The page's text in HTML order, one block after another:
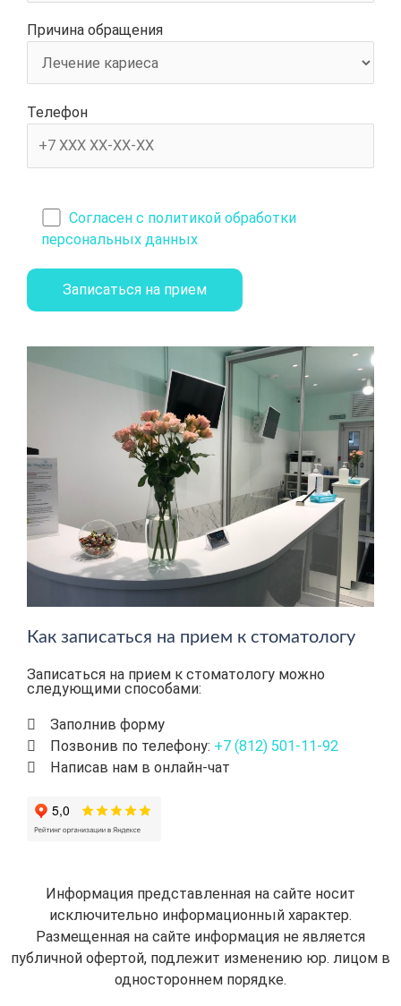
Причина обращения
Телефон
Согласен с политикой обработки
персональных данных
Как записаться на прием к стоматологу
Записаться на прием к стоматологу можно
следующими способами:
Заполнив форму
Позвонив по телефону: +7 (812) 501-11-92
Написав нам в онлайн-чат
Информация представленная на сайте носит
исключительно информационный характер.
Размещенная на сайте информация не является
публичной офертой, подлежит изменению юр. лицом в
одностороннем порядке.